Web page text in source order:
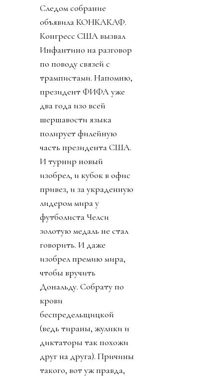
Следом собрание
объявила КОНКАКАФ.
Конгресс США вызвал
Инфантино на разговор
по поводу связей с
трампистами. Напомню,
президент ФИФА уже
два года изо всей
шершавости языка
полирует филейную
часть президента США.
И турнир новый
изобрел, и кубок в офис
привез, и за украденную
лидером мира у
футболиста Челси
золотую медаль не стал
говорить. И даже
изобрел премию мира,
чтобы вручить
Дональду. Собрату по
крови
беспредельщицкой
(ведь тираны, жулики и
диктаторы так похожи
друг на друга). Причины
такого, вот уж правда,